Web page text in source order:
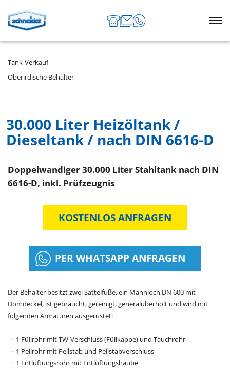
Tank-Verkauf
Oberirdische Behälter
30.000 Liter Heizöltank /
Dieseltank / nach DIN 6616-D
Doppelwandiger 30.000 Liter Stahltank nach DIN
6616-D, inkl. Prüfzeugnis
KOSTENLOS ANFRAGEN
PER WHATSAPP ANFRAGEN
Der Behälter besitzt zwei Sattelfüße, ein Mannloch DN 600 mit
Domdeckel, ist gebraucht, gereinigt, generalüberholt und wird mit
folgenden Armaturen ausgerüstet:
1 Füllrohr mit TW-Verschluss (Füllkappe) und Tauchrohr
1 Peilrohr mit Peilstab und Peilstabverschluss
1 Entlüftungsrohr mit Entlüftungshaube